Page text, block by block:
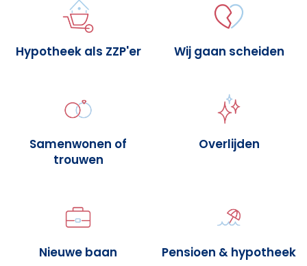
Hypotheek als ZZP'er Wij gaan scheiden
Samenwonen of
trouwen
Overlijden
Nieuwe baan Pensioen & hypotheek